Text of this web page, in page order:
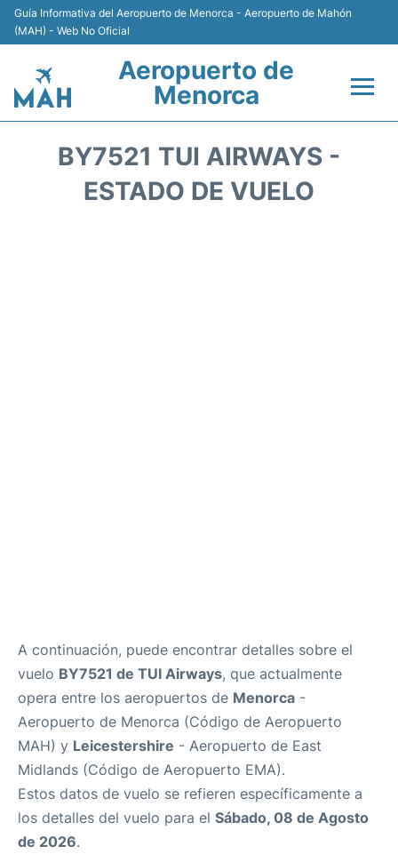
Guía Informativa del Aeropuerto de Menorca - Aeropuerto de Mahón
(MAH) - Web No Oficial
Aeropuerto de
Menorca
BY7521 TUI AIRWAYS -
ESTADO DE VUELO
A continuación, puede encontrar detalles sobre el
vuelo BY7521 de TUI Airways, que actualmente
opera entre los aeropuertos de Menorca -
Aeropuerto de Menorca (Código de Aeropuerto
MAH) y Leicestershire - Aeropuerto de East
Midlands (Código de Aeropuerto EMA).
Estos datos de vuelo se refieren específicamente a
los detalles del vuelo para el Sábado, 08 de Agosto
de 2026.